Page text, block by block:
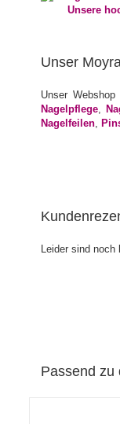
Unser
Unser
Nagelpflege,
Nagelfeilen,
Leider sind
Passend zu